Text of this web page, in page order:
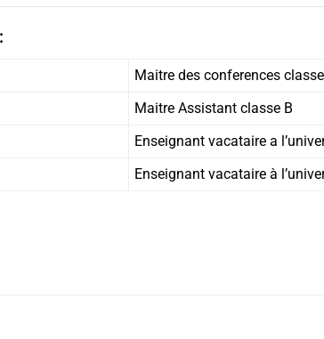
Maitre des conferences
Maitre Assistant classe B
Enseignant vacataire a
Enseignant vacataire à